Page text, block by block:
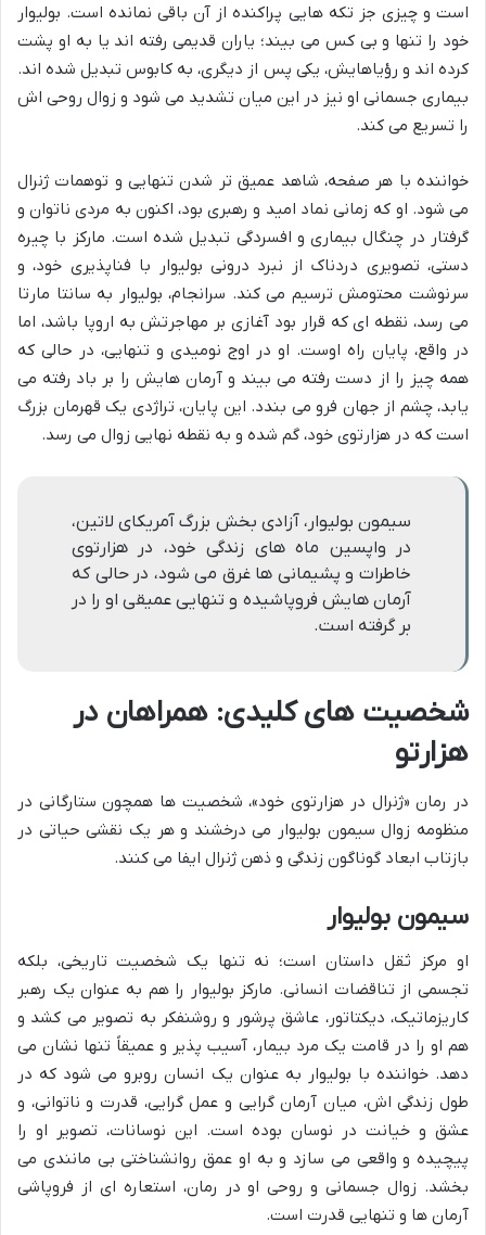
است و چیزی جز تکه هایی پراکنده از آن باقی نمانده است. بولیوار
خود را تنها و بی کس می بیند؛ یاران قدیمی رفته اند یا به او پشت
کرده اند و رؤیاهایش، یکی پس از دیگری، به کابوس تبدیل شده اند.
بیماری جسمانی او نیز در این میان تشدید می شود و زوال روحی اش
را تسریع می کند.
خواننده با هر صفحه، شاهد عمیق تر شدن تنهایی و توهمات ژنرال
می شود. او که زمانی نماد امید و رهبری بود، اکنون به مردی ناتوان و
گرفتار در چنگال بیماری و افسردگی تبدیل شده است. مارکز با چیره
دستی، تصویری دردناک از نبرد درونی بولیوار با فناپذیری خود، و
سرنوشت محتومش ترسیم می کند. سرانجام، بولیوار به سانتا مارتا
می رسد، نقطه ای که قرار بود آغازی بر مهاجرتش به اروپا باشد، اما
در واقع، پایان راه اوست. او در اوج نومیدی و تنهایی، در حالی که
همه چیز را از دست رفته می بیند و آرمان هایش را بر باد رفته می
یابد، چشم از جهان فرو می بندد. این پایان، تراژدی یک قهرمان بزرگ
است که در هزارتوی خود، گم شده و به نقطه نهایی زوال می رسد.
سیمون بولیوار، آزادی بخش بزرگ آمریکای لاتین،
در واپسین ماه های زندگی خود، در هزارتوی
خاطرات و پشیمانی ها غرق می شود، در حالی که
آرمان هایش فروپاشیده و تنهایی عمیقی او را در
بر گرفته است.
شخصیت های کلیدی: همراهان در
هزارتو
در رمان «ژنرال در هزارتوی خود»، شخصیت ها همچون ستارگانی در
منظومه زوال سیمون بولیوار می درخشند و هر یک نقشی حیاتی در
بازتاب ابعاد گوناگون زندگی و ذهن ژنرال ایفا می کنند.
سیمون بولیوار
او مرکز ثقل داستان است؛ نه تنها یک شخصیت تاریخی، بلکه
تجسمی از تناقضات انسانی. مارکز بولیوار را هم به عنوان یک رهبر
کاریزماتیک، دیکتاتور، عاشق پرشور و روشنفکر به تصویر می کشد و
هم او را در قامت یک مرد بیمار، آسیب پذیر و عمیقاً تنها نشان می
دهد. خواننده با بولیوار به عنوان یک انسان روبرو می شود که در
طول زندگی اش، میان آرمان گرایی و عمل گرایی، قدرت و ناتوانی، و
عشق و خیانت در نوسان بوده است. این نوسانات، تصویر او را
پیچیده و واقعی می سازد و به او عمق روانشناختی بی مانندی می
بخشد. زوال جسمانی و روحی او در رمان، استعاره ای از فروپاشی
آرمان ها و تنهایی قدرت است.